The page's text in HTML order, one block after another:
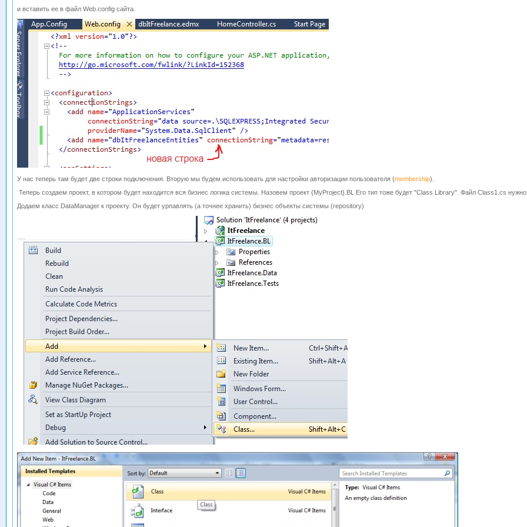
и вставить ее в файл Web.config сайта.
У нас теперь там будет две строки подключения. Вторую мы будем использовать для настройки авторизации пользователя (membership).
Теперь создаем проект, в котором будет находится вся бизнес логика системы. Назовем проект {MyProject}.BL Его тип тоже будет "Class Library". Файл Class1.cs нужно
Додаем класс DataManager к проекту. Он будет урпавлять (а точнее хранить) бизнес объекты системы (repository)